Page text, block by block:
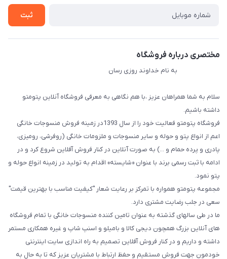
ثبت
مختصری درباره فروشگاه
به نام خداوند روزی رسان
سلام به شما همراهان عزیز ،با هم نگاهی به معرفی فروشگاه آنلاین پتومتو
داشته باشیم.
فروشگاه پتومتو فعالیت خود را از سال 1393در زمینه فروش منسوجات خانگی
اعم از انواع پتو و حوله و سایر منسوجات و ملزومات خانگی (روفرشی، رومیزی،
پادری و پرده حمام و ...) به صورت آنلاین در کنار فروش آفلاین شروع کرد و در
ادامه با ثبت رسمی برند با عنوان «شایسته» اقدام به تولید در زمینه انواع حوله و
پتو نمود.
مجموعه پتومتو همواره با تمرکز بر رعایت شعار "کیفیت مناسب با بهترین قیمت"
سعی در جلب رضایت مشتری دارد.
ما در طی سالهای گذشته به عنوان تامین کننده منسوجات خانگی با تمام فروشگاه
های آنلاین بزرگ همچون دیجی کالا و بامیلو و اسنپ شاپ و غیره همکاری مستمر
داشته و داریم و در کنار فروش آفلاین تصمیم به راه اندازی سایت اینترنتی
خودمون جهت فروش مستقیم و حفظ ارتباط با مشتریان عزیز که تا به حال به